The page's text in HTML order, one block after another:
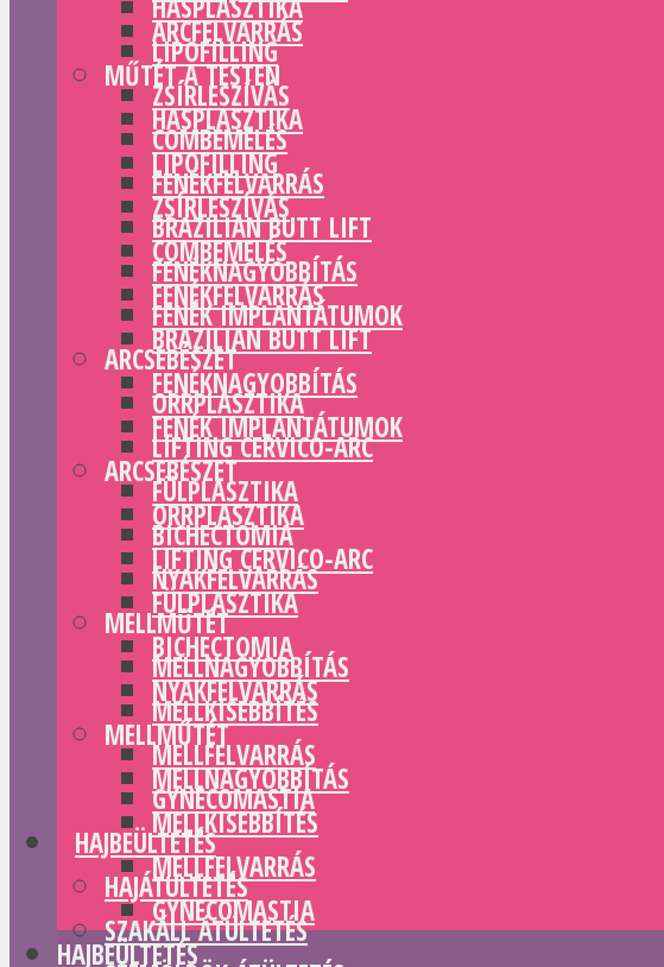
HASPLASZTIKA
LIPOFILLING
ZSÍRLESZÍVÁS
COMBEMELÉS
FENÉKFELVARRÁS
BRAZILIAN BUTT LIFT
FENÉKNAGYOBBÍTÁS
FENÉK IMPLANTÁTUMOK
ARCSEBÉSZET
ORRPLASZTIKA
LIFTING CERVICO-ARC
FÜLPLASZTIKA
BICHECTOMIA
NYAKFELVARRÁS
MELLMŰTÉT
MELLNAGYOBBÍTÁS
MELLKISEBBÍTÉS
MELLFELVARRÁS
GYNECOMASTIA
HAJBEÜLTETÉS
HAJÁTÜLTETÉS
SZAKÁLL ÁTÜLTETÉS
ARCFELVARRÁS
MŰTÉT A TESTEN
HASPLASZTIKA
LIPOFILLING
ZSÍRLESZÍVÁS
COMBEMELÉS
FENÉKFELVARRÁS
BRAZILIAN BUTT LIFT
FENÉKNAGYOBBÍTÁS
FENÉK IMPLANTÁTUMOK
ARCSEBÉSZET
ORRPLASZTIKA
LIFTING CERVICO-ARC
FÜLPLASZTIKA
BICHECTOMIA
NYAKFELVARRÁS
MELLMŰTÉT
MELLNAGYOBBÍTÁS
MELLKISEBBÍTÉS
MELLFELVARRÁS
GYNECOMASTIA
HAJBEÜLTETÉS